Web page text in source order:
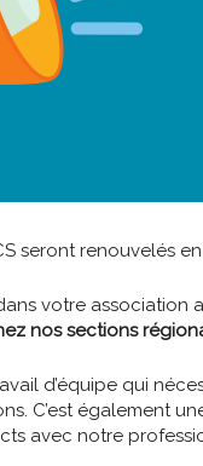
seront renouvelés en
votre association
nos sections
d’équipe qui
C’est également
avec notre